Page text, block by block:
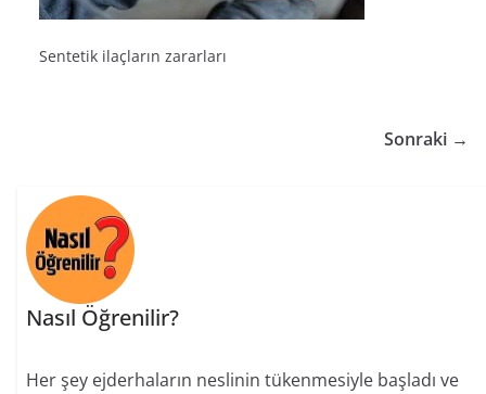
Sentetik ilaçların zararları
Sonraki →
Nasıl Öğrenilir?
Her şey ejderhaların neslinin tükenmesiyle başladı ve